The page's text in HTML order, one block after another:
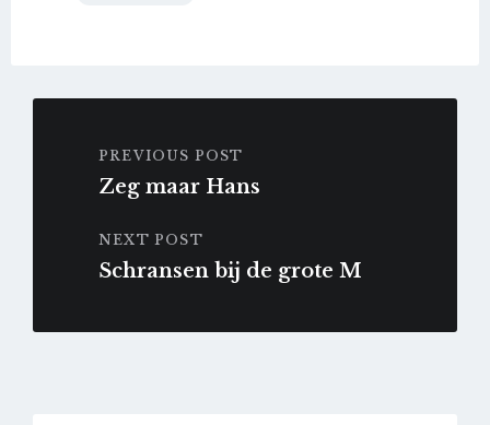
PREVIOUS POST
Zeg maar Hans
NEXT POST
Schransen bij de grote M